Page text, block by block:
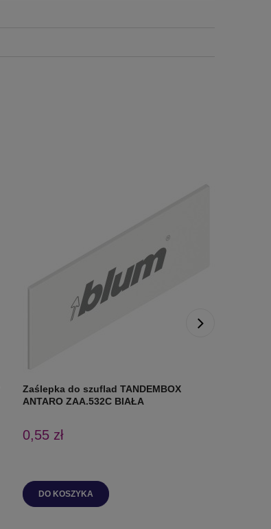
Zaślepka do szuflad TANDEMBOX
ANTARO ZAA.532C BIAŁA
0,55 zł
DO KOSZYKA